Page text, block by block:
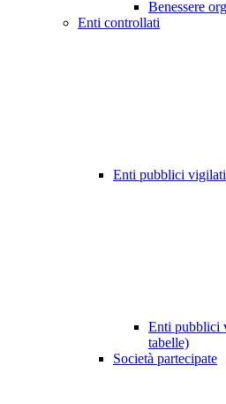
Benessere
Enti controllati
Enti pubblici vigilati
Enti pubblici
tabelle)
Società partecipate